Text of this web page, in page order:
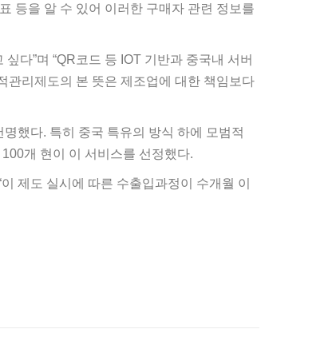
등을 알 수 있어 이러한 구매자 관련 정보를
다”며 “QR코드 등 IOT 기반과 중국내 서버
관리제도의 본 뜻은 제조업에 대한 책임보다
했다. 특히 중국 특유의 방식 하에 모범적
개 현이 이 서비스를 선정했다.
제도 실시에 따른 수출입과정이 수개월 이